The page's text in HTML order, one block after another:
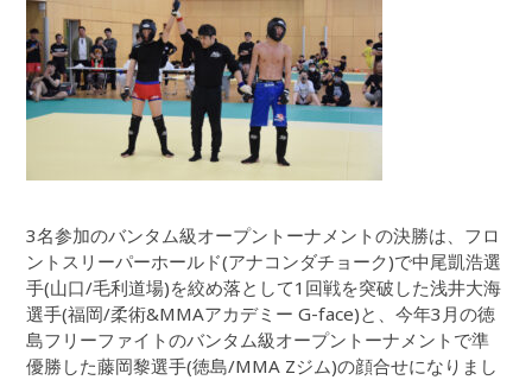
3名参加のバンタム級オープントーナメントの決勝は、フロ
ントスリーパーホールド(アナコンダチョーク)で中尾凱浩選
手(山口/毛利道場)を絞め落として1回戦を突破した浅井大海
選手(福岡/柔術&MMAアカデミー G-face)と、今年3月の徳
島フリーファイトのバンタム級オープントーナメントで準
優勝した藤岡黎選手(徳島/MMA Zジム)の顔合せになりまし